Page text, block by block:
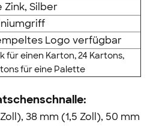
Zink, Silber
Logo verfügbar
für einen Karton, 24 Kartons,
für eine Palette
38 mm (1,5 Zoll), 50 mm